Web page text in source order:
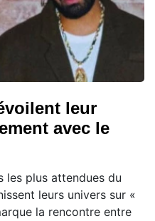
leur
avec le
les plus attendues du
leurs univers sur «
la rencontre entre